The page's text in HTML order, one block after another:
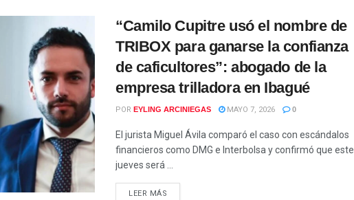
“Camilo Cupitre usó el nombre de
TRIBOX para ganarse la confianza
de caficultores”: abogado de la
empresa trilladora en Ibagué
POR EYLING ARCINIEGAS MAYO 7, 2026 0
El jurista Miguel Ávila comparó el caso con escándalos
financieros como DMG e Interbolsa y confirmó que este
jueves será ...
LEER MÁS